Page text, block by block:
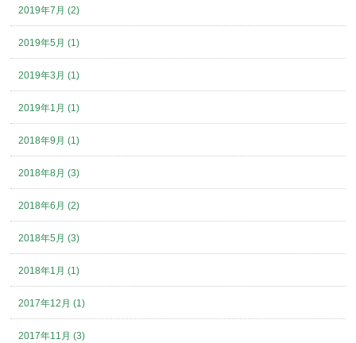
2019年7月 (2)
2019年5月 (1)
2019年3月 (1)
2019年1月 (1)
2018年9月 (1)
2018年8月 (3)
2018年6月 (2)
2018年5月 (3)
2018年1月 (1)
2017年12月 (1)
2017年11月 (3)